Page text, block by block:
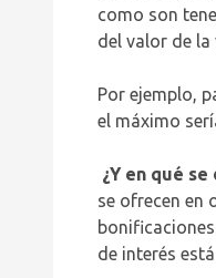
como son
del valor de la
Por ejemplo,
el máximo
¿Y en qué
se ofrecen en
de interés